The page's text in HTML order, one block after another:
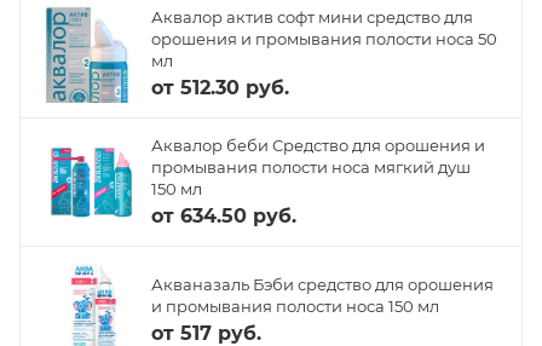
Аквалор актив софт мини средство для
орошения и промывания полости носа 50
мл
от 512.30 руб.
Аквалор беби Средство для орошения и
промывания полости носа мягкий душ
150 мл
от 634.50 руб.
Акваназаль Бэби средство для орошения
и промывания полости носа 150 мл
от 517 руб.